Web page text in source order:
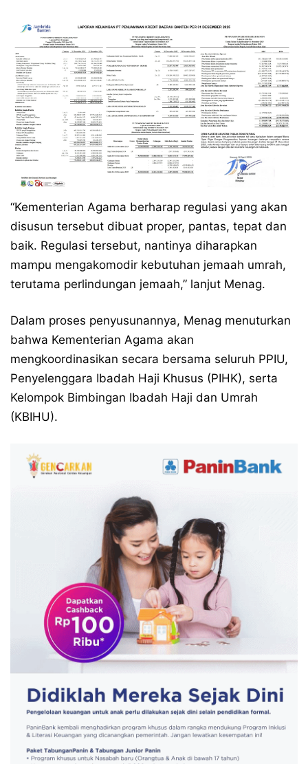
“Kementerian Agama berharap regulasi yang akan
disusun tersebut dibuat proper, pantas, tepat dan
baik. Regulasi tersebut, nantinya diharapkan
mampu mengakomodir kebutuhan jemaah umrah,
terutama perlindungan jemaah,” lanjut Menag.
Dalam proses penyusunannya, Menag menuturkan
bahwa Kementerian Agama akan
mengkoordinasikan secara bersama seluruh PPIU,
Penyelenggara Ibadah Haji Khusus (PIHK), serta
Kelompok Bimbingan Ibadah Haji dan Umrah
(KBIHU).